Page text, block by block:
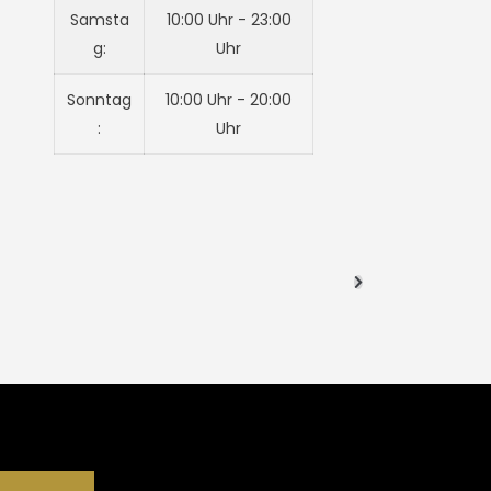
Samsta
g:
10:00 Uhr - 23:00
Uhr
Sonntag
:
10:00 Uhr - 20:00
Uhr